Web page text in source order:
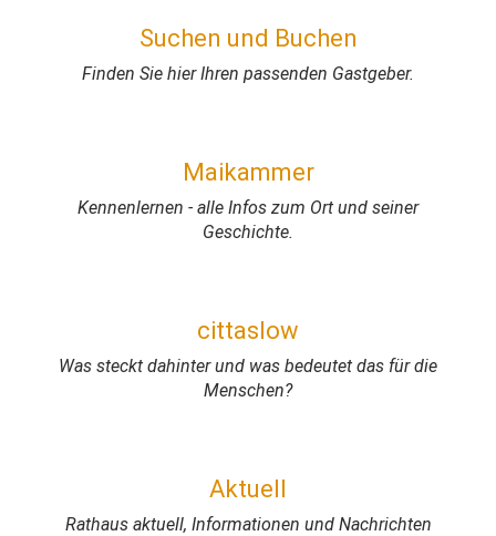
Suchen und Buchen
Finden Sie hier Ihren passenden Gastgeber.
Maikammer
Kennenlernen - alle Infos zum Ort und seiner
Geschichte.
cittaslow
Was steckt dahinter und was bedeutet das für die
Menschen?
Aktuell
Rathaus aktuell, Informationen und Nachrichten